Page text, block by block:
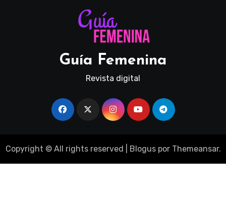
Guía Femenina
Revista digital
Copyright © All rights reserved Bloguspor Themeansar.